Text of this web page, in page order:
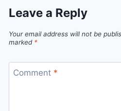
Leave a Reply
Your email address will not be
marked *
Comment *